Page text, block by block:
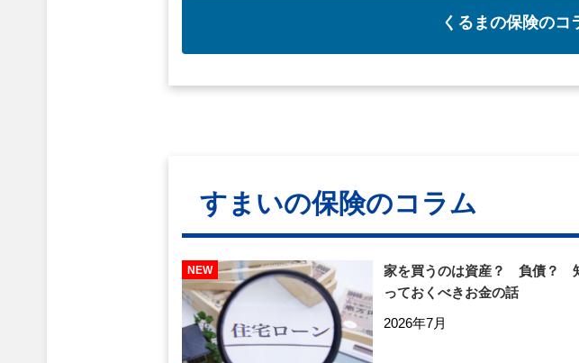
くるまの保険のコ
すまいの保険のコラム
家を買うのは資産？ 負債？
っておくべきお金の話
2026年7月